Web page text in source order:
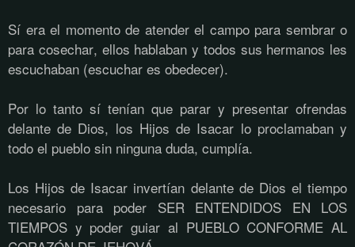
Sí era el momento de atender el campo para sembrar o
para cosechar, ellos hablaban y todos sus hermanos les
escuchaban (escuchar es obedecer).
Por lo tanto sí tenían que parar y presentar ofrendas
delante de Dios, los Hijos de Isacar lo proclamaban y
todo el pueblo sin ninguna duda, cumplía.
Los Hijos de Isacar invertían delante de Dios el tiempo
necesario para poder SER ENTENDIDOS EN LOS
TIEMPOS y poder guiar al PUEBLO CONFORME AL